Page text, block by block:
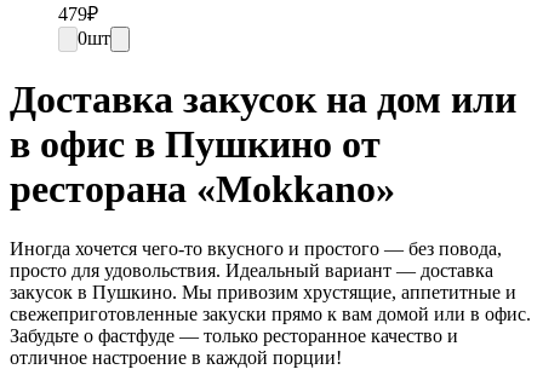
479₽
0шт
Доставка закусок на дом или
в офис в Пушкино от
ресторана «Mokkano»
Иногда хочется чего-то вкусного и простого — без повода,
просто для удовольствия. Идеальный вариант — доставка
закусок в Пушкино. Мы привозим хрустящие, аппетитные и
свежеприготовленные закуски прямо к вам домой или в офис.
Забудьте о фастфуде — только ресторанное качество и
отличное настроение в каждой порции!